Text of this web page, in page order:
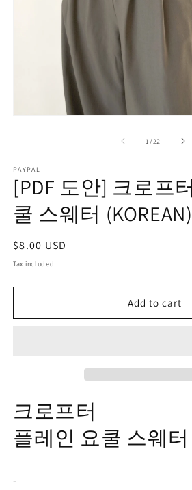
1/of
22
PAYPAL
[PDF 도안] 크로프
쿨 스웨터 (KOREAN)
Regular
price
$8.00 USD
Tax included.
Add to cart
크로프터
플레인 요쿨 스웨터
-